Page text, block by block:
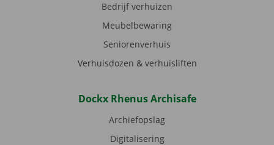
Bedrijf verhuizen
Meubelbewaring
Seniorenverhuis
Verhuisdozen & verhuisliften
Dockx Rhenus Archisafe
Archiefopslag
Digitalisering